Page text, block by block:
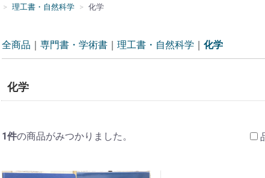
古典籍・浮世絵
哲学・思想・心理学
歴史・日本史・西洋史
仏教・宗教
書道・書道具
漢方・鍼灸・東洋医学
専門書・学術書
漫画・原画・セル画
商品一覧
理工書・自然科学 化学
全商品 専門書・学術書 理工書・自然科学 化学
化学
1件の商品がみつかりました。